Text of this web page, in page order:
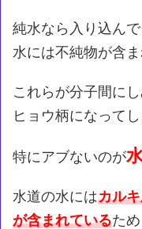
純水なら入り込ん
水には不純物が含
これらが分子間に
ヒョウ柄になって
特にアブないのが
水道の水にはカル
が含まれているため